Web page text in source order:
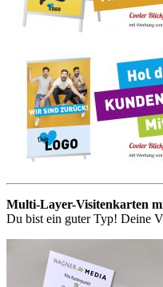
Multi-Layer-Visitenkarten
Du bist ein guter Typ! Deine